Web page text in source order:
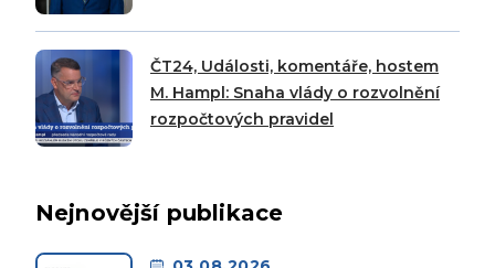
ČT24, Události, komentáře, hostem
M. Hampl: Snaha vlády o rozvolnění
rozpočtových pravidel
Nejnovější publikace